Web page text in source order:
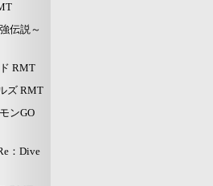
伝説～
RMT
ズ RMT
ンGO
：Dive